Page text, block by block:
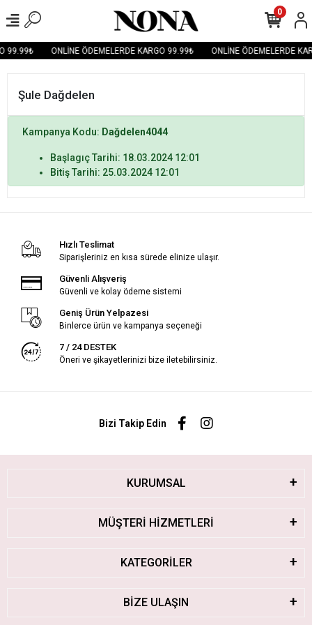
99.99₺ ONLİNE ÖDEMELERDE KARGO 99.99₺ ONLİNE ÖDEMELERDE
0
Şule Dağdelen
Kampanya Kodu: Dağdelen4044
Başlagıç Tarihi: 18.03.2024 12:01
Bitiş Tarihi: 25.03.2024 12:01
Hızlı Teslimat
Siparişleriniz en kısa sürede elinize ulaşır.
Güvenli Alışveriş
Güvenli ve kolay ödeme sistemi
Geniş Ürün Yelpazesi
Binlerce ürün ve kampanya seçeneği
7 / 24 DESTEK
Öneri ve şikayetlerinizi bize iletebilirsiniz.
Bizi Takip Edin
KURUMSAL
MÜŞTERİ HİZMETLERİ
KATEGORİLER
BİZE ULAŞIN